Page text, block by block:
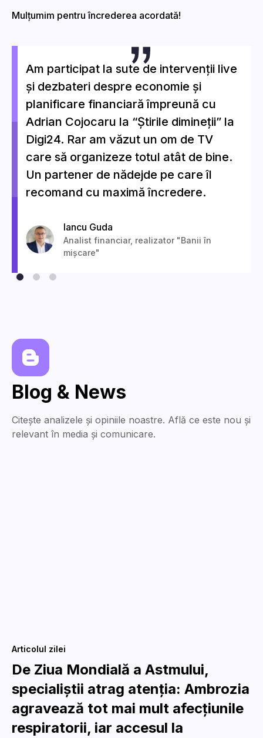
Mulțumim pentru încrederea acordată!
Am participat la sute de intervenții live
și dezbateri despre economie și
planificare financiară împreună cu
Adrian Cojocaru la “Știrile dimineții” la
Digi24. Rar am văzut un om de TV
care să organizeze totul atât de bine.
Un partener de nădejde pe care îl
recomand cu maximă încredere.
Iancu Guda
Analist financiar, realizator "Banii în
mișcare"
Blog & News
Citește analizele și opiniile noastre. Află ce este nou și
relevant în media și comunicare.
Articolul zilei
De Ziua Mondială a Astmului,
specialiștii atrag atenția: Ambrozia
agravează tot mai mult afecțiunile
respiratorii, iar accesul la